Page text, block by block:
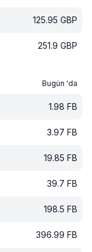
125.95 GBP
251.9 GBP
Bugün 'da
1.98 FB
3.97 FB
19.85 FB
39.7 FB
198.5 FB
396.99 FB